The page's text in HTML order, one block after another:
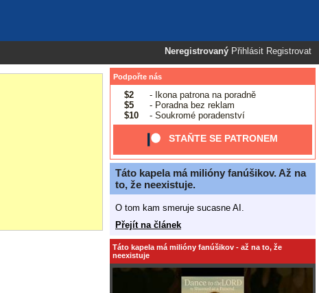
Neregistrovaný Přihlásit Registrovat
Podpořte nás
$2
- Ikona patrona na poradně
$5
- Poradna bez reklam
$10
- Soukromé poradenství
STAŇTE SE PATRONEM
Táto kapela má milióny fanúšikov. Až na
to, že neexistuje.
O tom kam smeruje sucasne AI.
Přejít na článek
Táto kapela má milióny fanúšikov - až na to, že
neexistuje